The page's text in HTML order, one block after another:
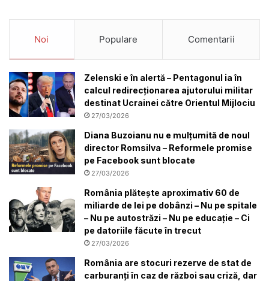
Noi Populare Comentarii
Zelenski e în alertă – Pentagonul ia în
calcul redirecționarea ajutorului militar
destinat Ucrainei către Orientul Mijlociu
27/03/2026
Diana Buzoianu nu e mulțumită de noul
director Romsilva – Reformele promise
pe Facebook sunt blocate
27/03/2026
România plătește aproximativ 60 de
miliarde de lei pe dobânzi – Nu pe spitale
– Nu pe autostrăzi – Nu pe educație – Ci
pe datoriile făcute în trecut
27/03/2026
România are stocuri rezerve de stat de
carburanți în caz de război sau criză, dar